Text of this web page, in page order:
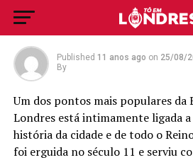
sobre a Torre de Londres
Published 11 anos ago on 25/08/
By
Um dos pontos mais populares da
Londres está intimamente ligada
história da cidade e de todo o
foi erguida no século 11 e serviu